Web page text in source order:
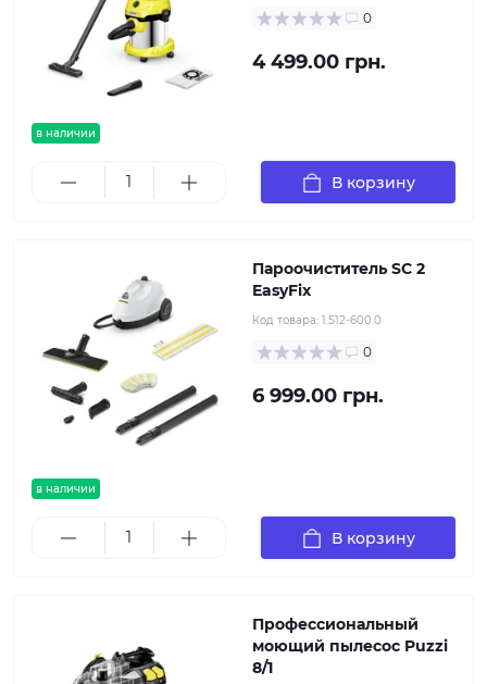
в наличии
0
4 499.00 грн.
В корзину
в наличии
Пароочиститель SC 2
EasyFix
Код товара: 1.512-600.0
0
6 999.00 грн.
В корзину
Профессиональный
моющий пылесос Puzzi
8/1